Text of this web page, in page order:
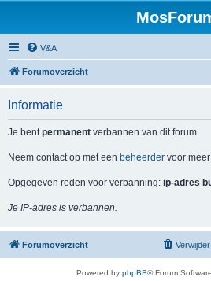
V&A
Forumoverzicht
Informatie
Je bentpermanent verbannen van dit forum.
Neem contact op met een beheerder voor
Opgegeven reden voor verbanning: ip-adres
Je IP-adres is verbannen.
Forumoverzicht
Powered by phpBB® Forum